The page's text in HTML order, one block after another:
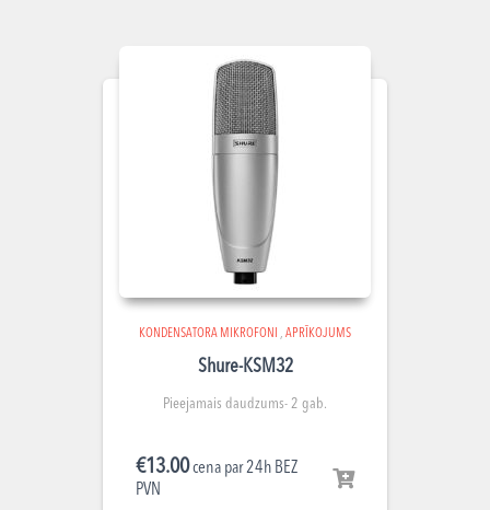
KONDENSATORA MIKROFONI , APRĪKOJUMS
Shure-KSM32
Pieejamais daudzums- 2 gab.
€13.00cena par 24h BEZ
PVN